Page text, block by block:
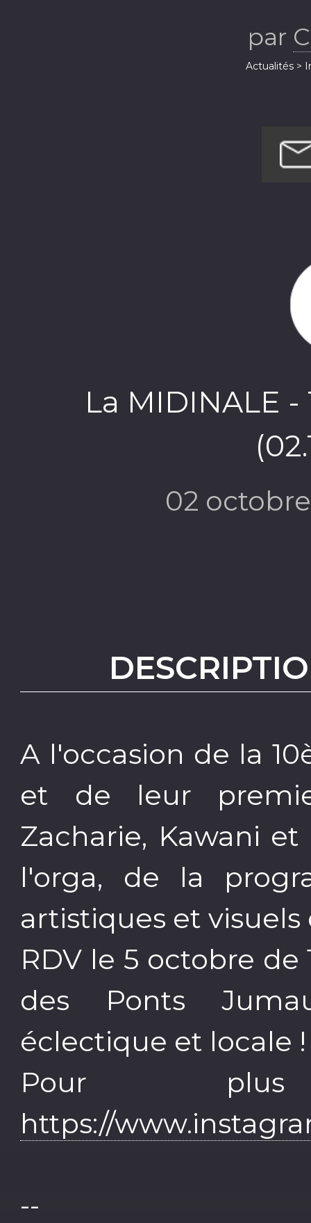
par
Actualités >
La MIDINALE -
02
A l'occasion de la
et de leur
Zacharie, Kawani
l'orga, de la
artistiques et
RDV le 5 octobre
des Ponts
éclectique et locale !
Pour
https://
--